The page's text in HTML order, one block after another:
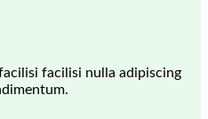
facilisi nulla adipiscing